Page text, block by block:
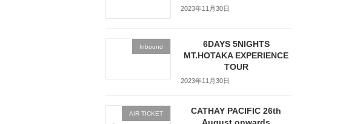
2023年11月30日
Inbound
6DAYS 5NIGHTS
MT.HOTAKA EXPERIENCE
TOUR
2023年11月30日
AIR TICKET
CATHAY PACIFIC 26th